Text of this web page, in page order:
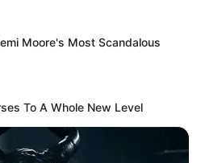
Moore's Most Scandalous
To A Whole New Level